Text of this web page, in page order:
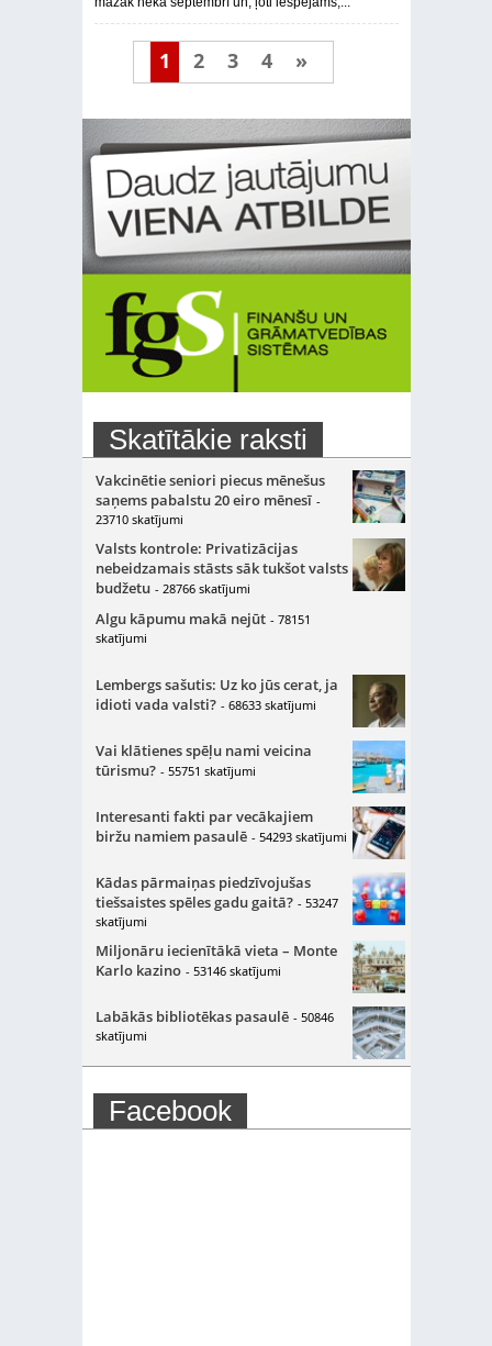
1 2 3 4 »
Skatītākie raksti
Vakcinētie seniori piecus mēnešus
saņems pabalstu 20 eiro mēnesī -
23710 skatījumi
Valsts kontrole: Privatizācijas
nebeidzamais stāsts sāk tukšot valsts
budžetu - 28766 skatījumi
Algu kāpumu makā nejūt - 78151
skatījumi
Lembergs sašutis: Uz ko jūs cerat, ja
idioti vada valsti? - 68633 skatījumi
Vai klātienes spēļu nami veicina
tūrismu? - 55751 skatījumi
Interesanti fakti par vecākajiem
biržu namiem pasaulē - 54293 skatījumi
Kādas pārmaiņas piedzīvojušas
tiešsaistes spēles gadu gaitā? - 53247
skatījumi
Miljonāru iecienītākā vieta – Monte
Karlo kazino - 53146 skatījumi
Labākās bibliotēkas pasaulē - 50846
skatījumi
Facebook